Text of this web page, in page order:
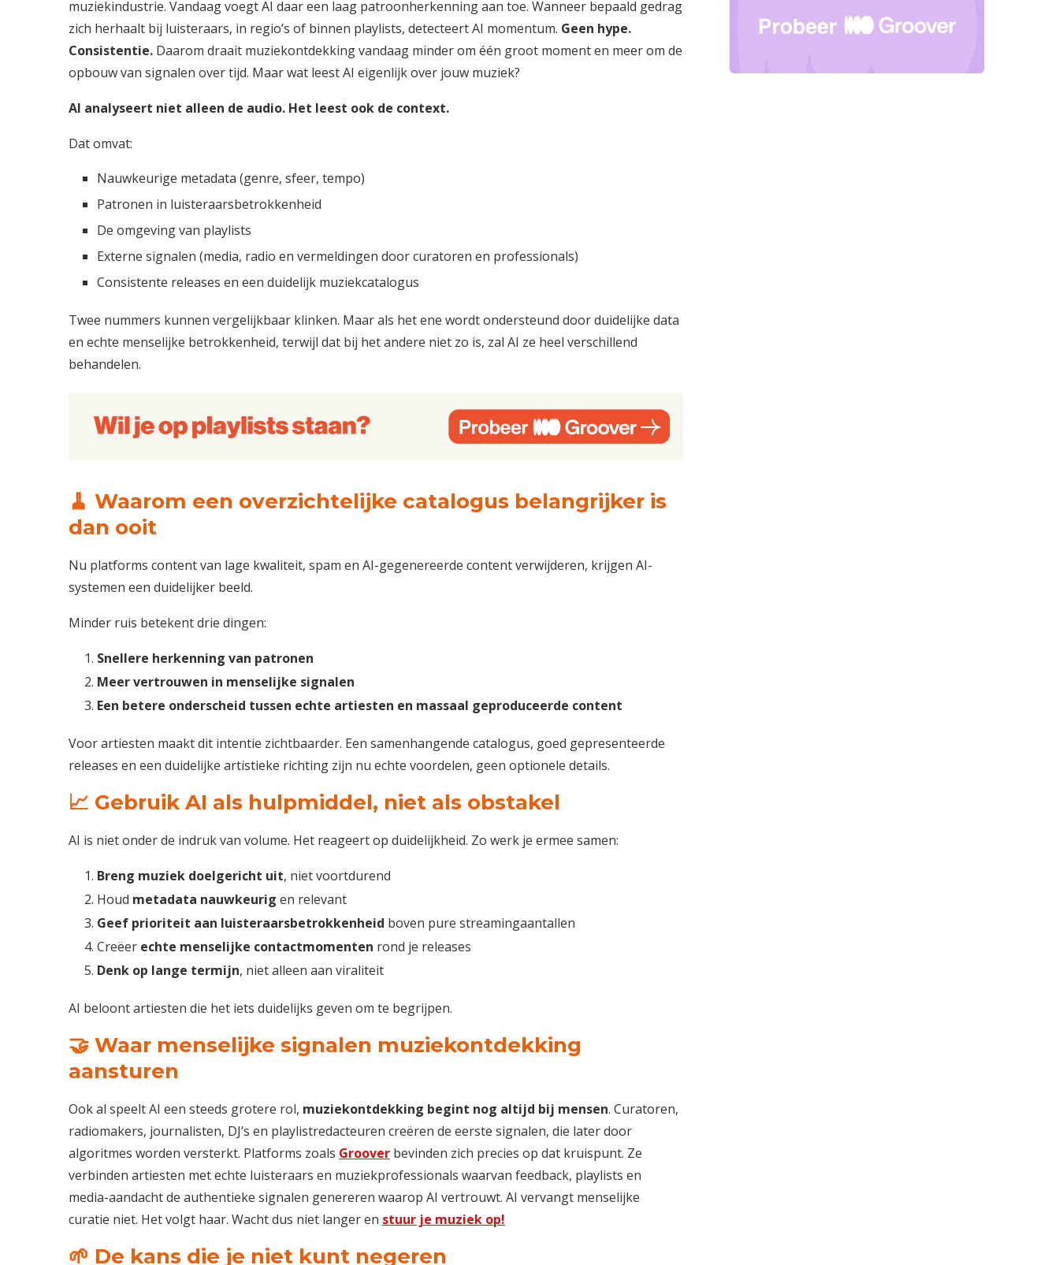
muziekindustrie. Vandaag voegt AI daar een laag patroonherkenning aan toe. Wanneer bepaald gedrag
zich herhaalt bij luisteraars, in regio’s of binnen playlists, detecteert AI momentum. Geen hype.
Consistentie. Daarom draait muziekontdekking vandaag minder om één groot moment en meer om de
opbouw van signalen over tijd. Maar wat leest AI eigenlijk over jouw muziek?
AI analyseert niet alleen de audio. Het leest ook de context.
Dat omvat:
Nauwkeurige metadata (genre, sfeer, tempo)
Patronen in luisteraarsbetrokkenheid
De omgeving van playlists
Externe signalen (media, radio en vermeldingen door curatoren en professionals)
Consistente releases en een duidelijk muziekcatalogus
Twee nummers kunnen vergelijkbaar klinken. Maar als het ene wordt ondersteund door duidelijke data
en echte menselijke betrokkenheid, terwijl dat bij het andere niet zo is, zal AI ze heel verschillend
behandelen.
🧹 Waarom een overzichtelijke catalogus belangrijker is
dan ooit
Nu platforms content van lage kwaliteit, spam en AI-gegenereerde content verwijderen, krijgen AI-
systemen een duidelijker beeld.
Minder ruis betekent drie dingen:
Snellere herkenning van patronen
Meer vertrouwen in menselijke signalen
Een betere onderscheid tussen echte artiesten en massaal geproduceerde content
Voor artiesten maakt dit intentie zichtbaarder. Een samenhangende catalogus, goed gepresenteerde
releases en een duidelijke artistieke richting zijn nu echte voordelen, geen optionele details.
📈 Gebruik AI als hulpmiddel, niet als obstakel
AI is niet onder de indruk van volume. Het reageert op duidelijkheid. Zo werk je ermee samen:
Breng muziek doelgericht uit, niet voortdurend
Houd metadata nauwkeurig en relevant
Geef prioriteit aan luisteraarsbetrokkenheid boven pure streamingaantallen
Creëer echte menselijke contactmomenten rond je releases
Denk op lange termijn, niet alleen aan viraliteit
AI beloont artiesten die het iets duidelijks geven om te begrijpen.
🤝 Waar menselijke signalen muziekontdekking
aansturen
Ook al speelt AI een steeds grotere rol, muziekontdekking begint nog altijd bij mensen. Curatoren,
radiomakers, journalisten, DJ’s en playlistredacteuren creëren de eerste signalen, die later door
algoritmes worden versterkt. Platforms zoals Groover bevinden zich precies op dat kruispunt. Ze
verbinden artiesten met echte luisteraars en muziekprofessionals waarvan feedback, playlists en
media-aandacht de authentieke signalen genereren waarop AI vertrouwt. AI vervangt menselijke
curatie niet. Het volgt haar. Wacht dus niet langer en stuur je muziek op!
🌱 De kans die je niet kunt negeren